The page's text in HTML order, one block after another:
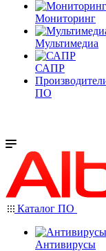
Мониторинг
Мультимедиа
САПР
ПО
Каталог ПО
Антивирусы